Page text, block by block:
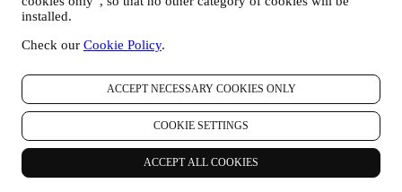
installed.
Check our Cookie Policy.
ACCEPT NECESSARY COOKIES ONLY
COOKIE SETTINGS
ACCEPT ALL COOKIES
veiligheid, beveiliging, systeemtests, onderhoud en statistische
analyse. Af en toe moeten we mogelijk om administratieve of
operationele redenen contact met u opnemen. Bijvoorbeeld
om u een bevestiging van uw aankoop te sturen. We zullen
beantwoorden die via onze Websiteformulieren of andere
kanalen worden verzonden. Deze verwerkingsactiviteit is
vereist om ons in staat te stellen onze diensten aan u te
leveren. Wij kunnen uw gegevens verwerken op basis van
ons legitiem belang (naar behoren rekening houdend met uw
rechten en vrijheden) om u opvolg-e-mails te sturen in het
geval u artikelen aan onze online winkelwagen hebt